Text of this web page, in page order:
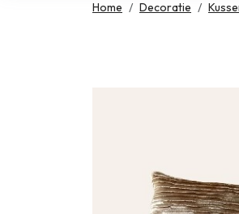
Home Decoratie